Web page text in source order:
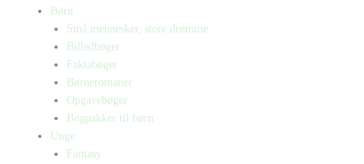
Børn
Små mennesker, store drømme
Billedbøger
Faktabøger
Børneromaner
Opgavebøger
Bogpakker til børn
Unge
Fantasy